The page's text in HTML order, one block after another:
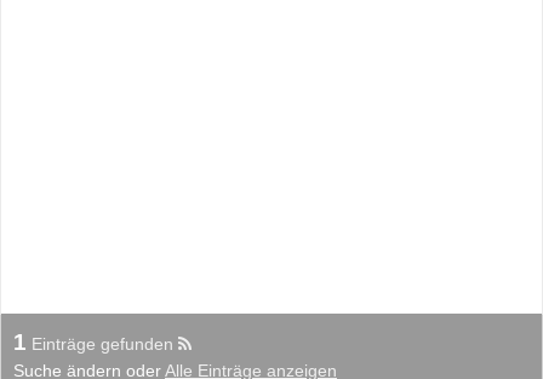
1 Einträge gefunden
Suche ändern oderAlle Einträge anzeigen